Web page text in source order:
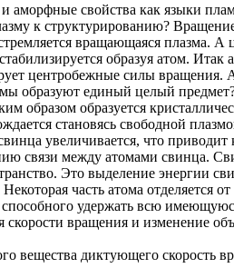
свойства как языки
к структурированию?
вращающаяся плазма.
образуя атом.
центробежные силы вращения.
образуют единый целый
образом образуется
становясь свободной
увеличивается, что
связи между атомами свинца.
Это выделение энергии
часть атома отделяется
удержать всю
вращения и изменение
вещества диктующего скорость